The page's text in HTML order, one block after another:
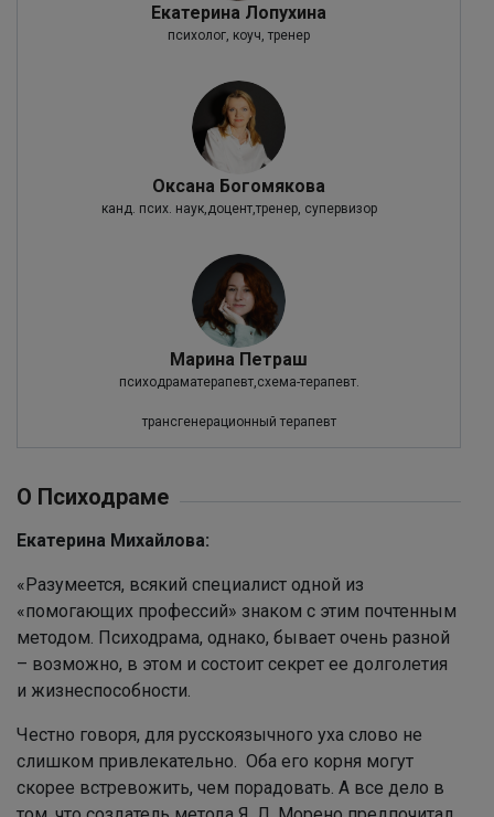
Екатерина Лопухина
психолог, коуч, тренер
Оксана Богомякова
канд. псих. наук,доцент,тренер, супервизор
Марина Петраш
психодраматерапевт,схема-терапевт.
трансгенерационный терапевт
О Психодраме
Екатерина Михайлова:
«Разумеется, всякий специалист одной из
«помогающих профессий» знаком с этим почтенным
методом. Психодрама, однако, бывает очень разной
– возможно, в этом и состоит секрет ее долголетия
и жизнеспособности.
Честно говоря, для русскоязычного уха слово не
слишком привлекательно. Оба его корня могут
скорее встревожить, чем порадовать. А все дело в